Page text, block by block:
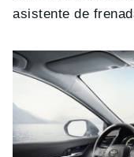
asistente de